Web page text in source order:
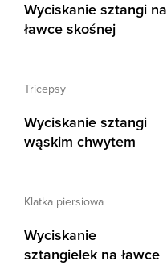
Wyciskanie sztangi na
ławce skośnej
tricepsy
Wyciskanie sztangi
wąskim chwytem
klatka piersiowa
Wyciskanie
sztangielek na ławce